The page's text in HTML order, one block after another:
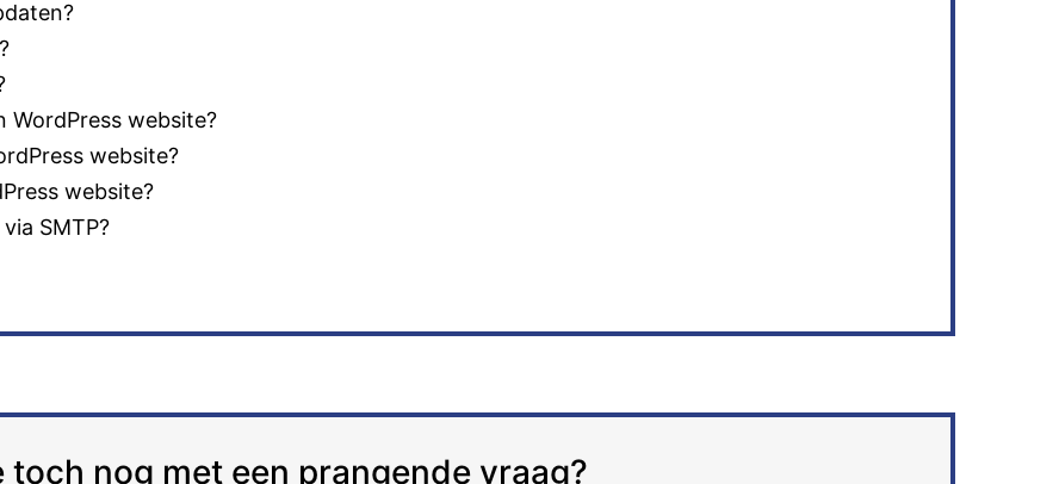
WordPress website?
website?
website?
SMTP?
toch nog met een prangende vraag?